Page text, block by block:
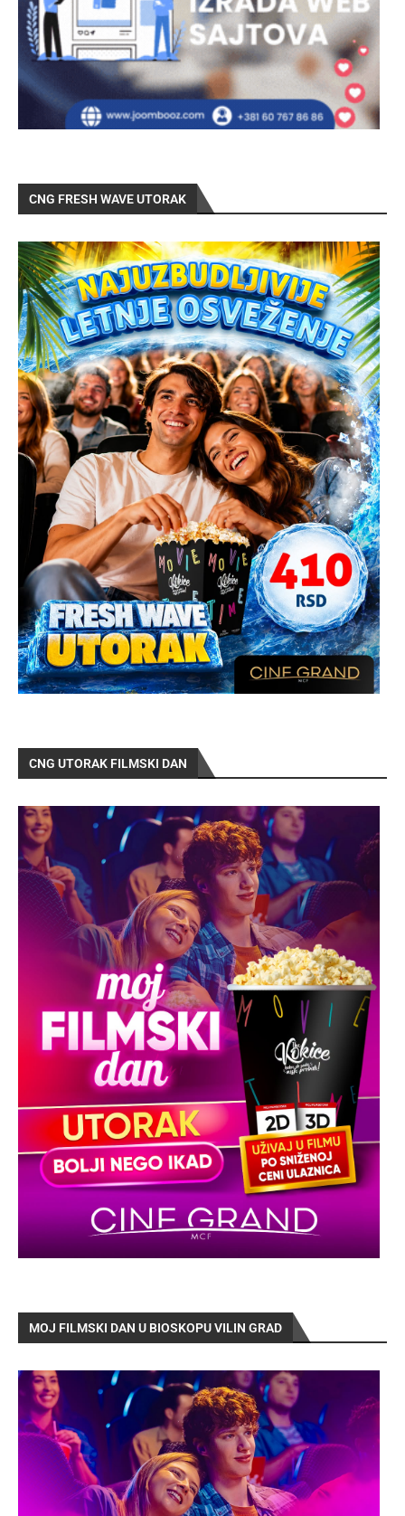
CNG FRESH WAVE UTORAK
CNG UTORAK FILMSKI DAN
MOJ FILMSKI DAN U BIOSKOPU VILIN GRAD